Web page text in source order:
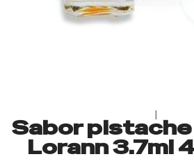
|
Sabor
Lorann 3.7ml